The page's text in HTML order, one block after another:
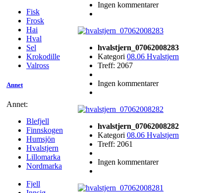
Fisk
Frosk
Hai
Hval
Sel
Krokodille
Valross
Annet
Annet:
Blefjell
Finnskogen
Humsjön
Hvalstjern
Lillomarka
Nordmarka
Fjell
Ingen kommentarer
hvalstjern_07062008283
Kategori 08.06 Hvalstjern
Treff: 2067
Ingen kommentarer
hvalstjern_07062008282
Kategori 08.06 Hvalstjern
Treff: 2061
Ingen kommentarer